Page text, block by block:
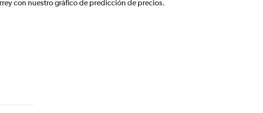
con nuestro gráfico de predicción de precios.